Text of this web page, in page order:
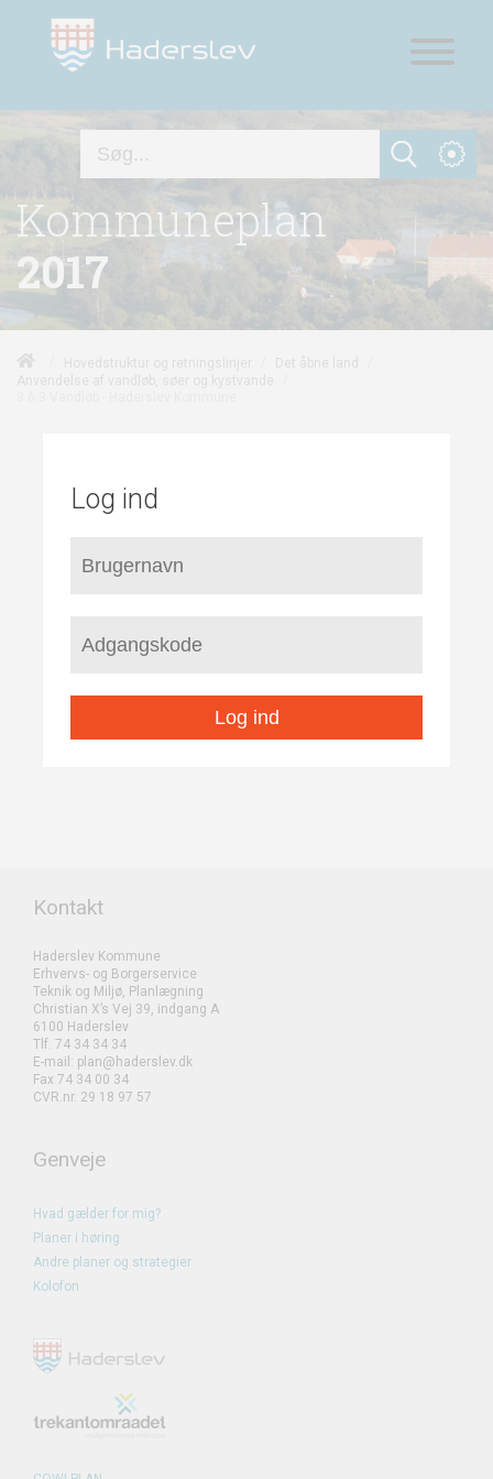
Kommuneplan
2017
Log ind
Log ind
Kontakt
Haderslev Kommune
Erhvervs- og Borgerservice
Teknik og Miljø, Planlægning
Christian X’s Vej 39, indgang A
6100 Haderslev
Tlf. 74 34 34 34
E-mail: plan@haderslev.dk
Fax 74 34 00 34
CVR.nr. 29 18 97 57
Genveje
Hvad gælder for mig?
Planer i høring
Andre planer og strategier
Kolofon